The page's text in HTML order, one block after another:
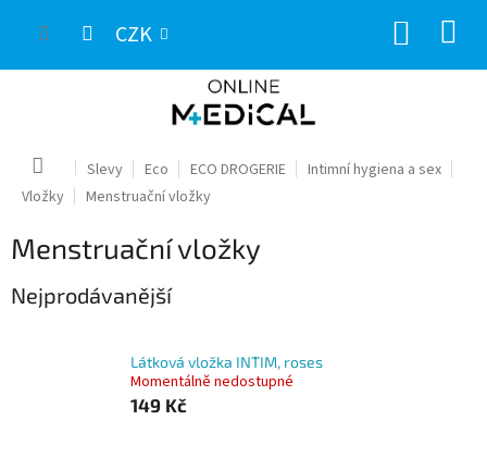
CZK
Domů Slevy Eco ECO DROGERIE
Intimní hygiena a sex
Vložky
Menstruační vložky
Menstruační vložky
Nejprodávanější
Látková vložka INTIM, roses
Momentálně nedostupné
149 Kč